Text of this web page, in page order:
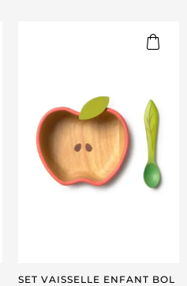
SET VAISSELLE ENFANT BOL